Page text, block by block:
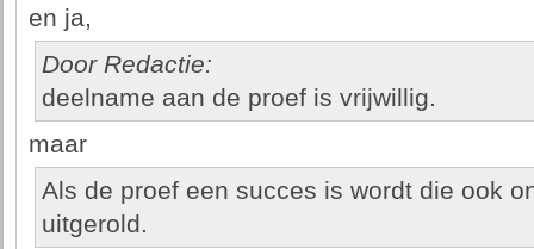
en ja,
Door Redactie:
deelname aan de proef is vrijwillig.
maar
Als de proef een succes is wordt die ook
uitgerold.